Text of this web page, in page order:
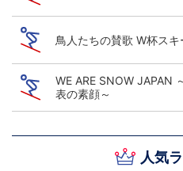
人気
鳥人たちの賛歌 W杯ス
WE ARE SNOW JAPAN
表の素顔～